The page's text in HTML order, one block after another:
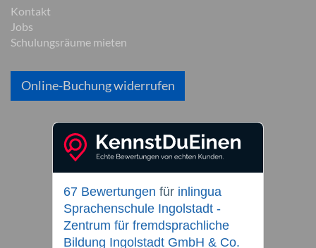
Kontakt
Jobs
Schulungsräume mieten
Online-Buchung widerrufen
67 Bewertungen für inlingua
Sprachenschule Ingolstadt -
Zentrum für fremdsprachliche
Bildung Ingolstadt GmbH & Co.